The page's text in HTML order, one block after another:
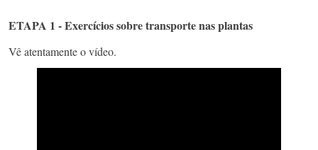
ETAPA 1 - Exercícios sobre transporte nas plantas
Vê atentamente o vídeo.